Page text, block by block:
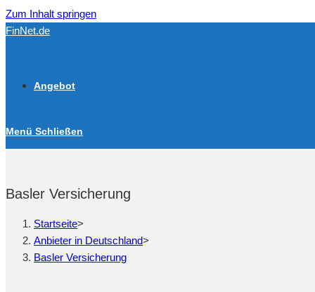
Zum Inhalt springen
FinNet.de
Angebot
Menü Schließen
Basler Versicherung
Startseite>
Anbieter in Deutschland>
Basler Versicherung